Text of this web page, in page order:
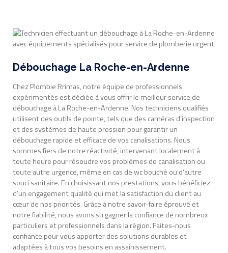
Débouchage La Roche-en-Ardenne
Chez Plombie Rrimas, notre équipe de professionnels
expérimentés est dédiée à vous offrir le meilleur service de
débouchage à La Roche-en-Ardenne. Nos techniciens qualifiés
utilisent des outils de pointe, tels que des caméras d’inspection
et des systèmes de haute pression pour garantir un
débouchage rapide et efficace de vos canalisations. Nous
sommes fiers de notre réactivité, intervenant localement à
toute heure pour résoudre vos problèmes de canalisation ou
toute autre urgence, même en cas de wc bouché ou d’autre
souci sanitaire. En choisissant nos prestations, vous bénéficiez
d’un engagement qualité qui met la satisfaction du client au
cœur de nos priorités. Grâce à notre savoir-faire éprouvé et
notre fiabilité, nous avons su gagner la confiance de nombreux
particuliers et professionnels dans la région. Faites-nous
confiance pour vous apporter des solutions durables et
adaptées à tous vos besoins en assainissement.